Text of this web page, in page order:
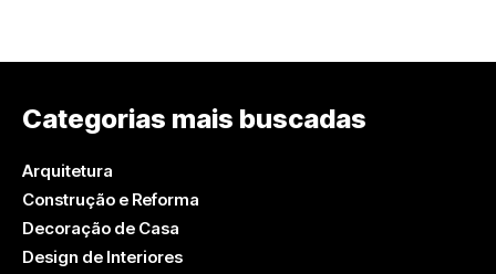
Categorias mais buscadas
Arquitetura
Construção e Reforma
Decoração de Casa
Design de Interiores